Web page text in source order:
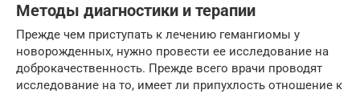
Методы диагностики и терапии
Прежде чем приступать к лечению гемангиомы у
новорожденных, нужно провести ее исследование на
доброкачественность. Прежде всего врачи проводят
исследование на то, имеет ли припухлость отношение к